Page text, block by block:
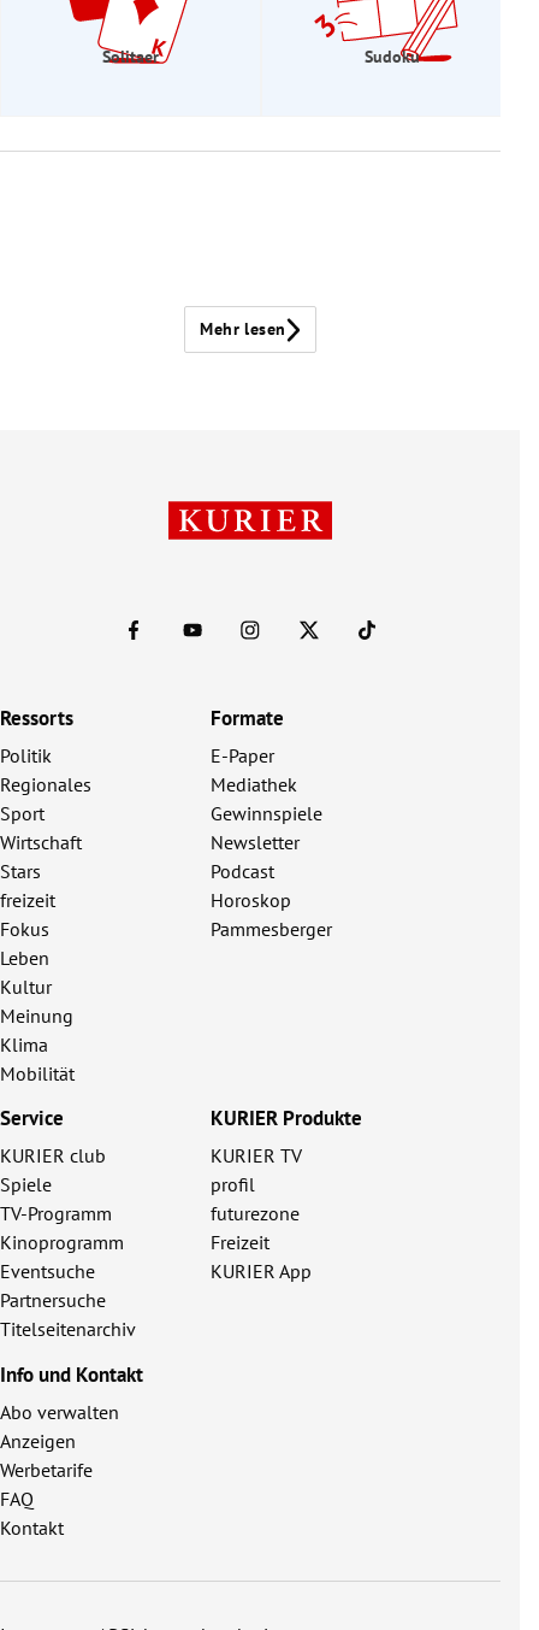
Solitaer Sudoku
Mehr lesen
Ressorts
Politik
Regionales
Sport
Wirtschaft
Stars
freizeit
Fokus
Leben
Kultur
Meinung
Klima
Mobilität
Formate
E-Paper
Mediathek
Gewinnspiele
Newsletter
Podcast
Horoskop
Pammesberger
Service
KURIER club
Spiele
TV-Programm
Kinoprogramm
Eventsuche
Partnersuche
Titelseitenarchiv
KURIER Produkte
KURIER TV
profil
futurezone
Freizeit
KURIER App
Info und Kontakt
Abo verwalten
Anzeigen
Werbetarife
FAQ
Kontakt